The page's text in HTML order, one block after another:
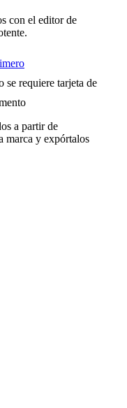
con el editor de
se requiere tarjeta de
a partir de
marca y expórtalos